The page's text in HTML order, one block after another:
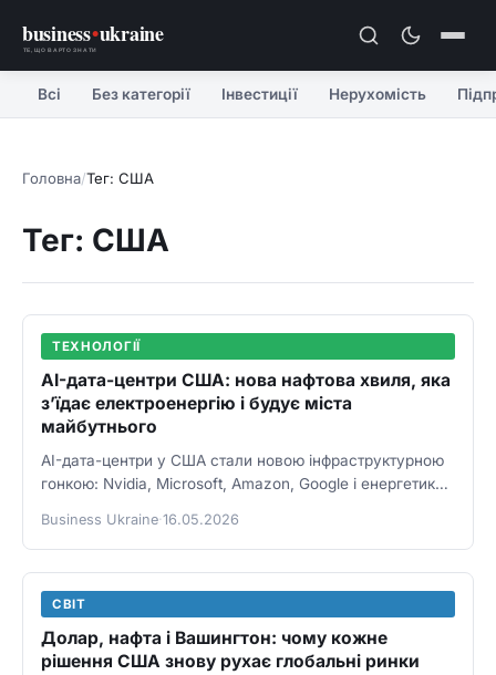
business•ukraine
ТЕ, ЩО ВАРТО ЗНАТИ
Всі Без категорії Інвестиції Нерухомість
Головна/Тег: США
Тег: США
ТЕХНОЛОГІЇ
AI-дата-центри США: нова нафтова хвиля, яка
з’їдає електроенергію і будує міста
майбутнього
AI-дата-центри у США стали новою інфраструктурною
гонкою: Nvidia, Microsoft, Amazon, Google і енергетика
Business Ukraine·16.05.2026
СВІТ
Долар, нафта і Вашингтон: чому кожне
рішення США знову рухає глобальні ринки